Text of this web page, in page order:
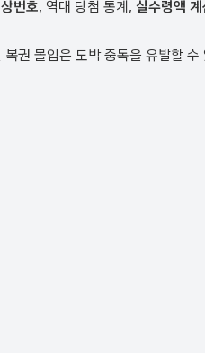
번호, 역대 당첨 통계, 실수령액 계
권 몰입은 도박 중독을 유발할